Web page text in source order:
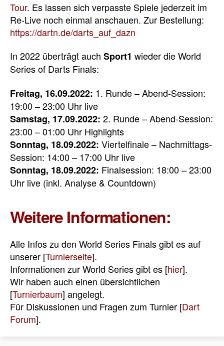
Tour. Es lassen sich verpasste Spiele jederzeit im
Re-Live noch einmal anschauen. Zur Bestellung:
https://dartn.de/darts_auf_dazn
In 2022 überträgt auch Sport1 wieder die World
Series of Darts Finals:
Freitag, 16.09.2022: 1. Runde – Abend-Session:
19:00 – 23:00 Uhr live
Samstag, 17.09.2022: 2. Runde – Abend-Session:
23:00 – 01:00 Uhr Highlights
Sonntag, 18.09.2022: Viertelfinale – Nachmittags-
Session: 14:00 – 17:00 Uhr live
Sonntag, 18.09.2022: Finalsession: 18:00 – 23:00
Uhr live (inkl. Analyse & Countdown)
Weitere Informationen:
Alle Infos zu den World Series Finals gibt es auf
unserer [Turnierseite].
Informationen zur World Series gibt es [hier].
Wir haben auch einen übersichtlichen
[Turnierbaum] angelegt.
Für Diskussionen und Fragen zum Turnier [Dart
Forum].